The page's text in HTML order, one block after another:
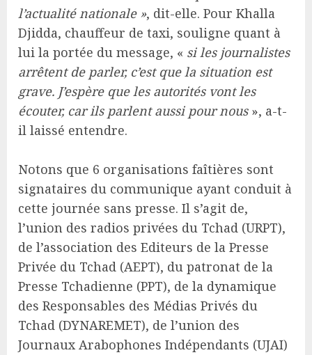
l’actualité nationale », dit-elle. Pour Khalla
Djidda, chauffeur de taxi, souligne quant à
lui la portée du message, « si les journalistes
arrêtent de parler, c’est que la situation est
grave. J’espère que les autorités vont les
écouter, car ils parlent aussi pour nous», a-t-
il laissé entendre.
Notons que 6 organisations faîtières sont
signataires du communique ayant conduit à
cette journée sans presse. Il s’agit de,
l’union des radios privées du Tchad (URPT),
de l’association des Editeurs de la Presse
Privée du Tchad (AEPT), du patronat de la
Presse Tchadienne (PPT), de la dynamique
des Responsables des Médias Privés du
Tchad (DYNAREMET), de l’union des
Journaux Arabophones Indépendants (UJAI)